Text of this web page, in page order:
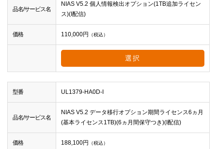
品名/サービス名
NIAS V5.2 個人情報検出オプション(1TB追加ライセン
ス)(I配信)
価格 110,000円 （税込）
選択
型番 UL1379-HA0D-I
品名/サービス名
NIAS V5.2 データ移行オプション期間ライセンス6ヵ月
(基本ライセンス1TB)(6ヵ月間保守つき)(I配信)
価格 188,100円 （税込）